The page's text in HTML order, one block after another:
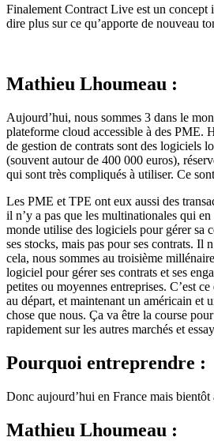
Finalement Contract Live est un concept
dire plus sur ce qu’apporte de nouveau
Mathieu Lhoumeau :
Aujourd’hui, nous sommes 3 dans le
plateforme cloud accessible à des PME.
de gestion de contrats sont des logiciels
(souvent autour de 400 000 euros),
qui sont très compliqués à utiliser. Ce
Les PME et TPE ont eux aussi des
il n’y a pas que les multinationales qui
monde utilise des logiciels pour gérer sa
ses stocks, mais pas pour ses contrats. Il
cela, nous sommes au troisième
logiciel pour gérer ses contrats et ses
petites ou moyennes entreprises. C’est
au départ, et maintenant un américain et
chose que nous. Ça va être la course
rapidement sur les autres marchés et
Pourquoi entreprendre :
Donc aujourd’hui en France mais bientôt
Mathieu Lhoumeau :